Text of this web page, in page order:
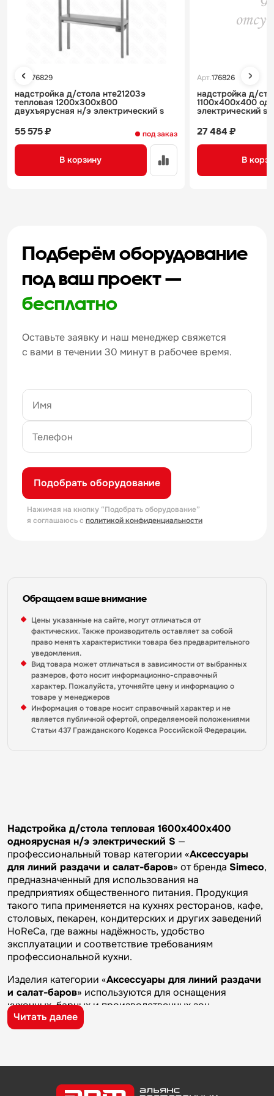
Арт. 176829
надстройка д/стола нте21203э
тепловая 1200х300х800
двухъярусная н/э электрический s
под заказ
55 575 ₽
В корзину
Арт.176826
надстройка д/
1100х400х400
электрический s
27 484 ₽
В
Подберём оборудование
под ваш проект —
бесплатно
Оставьте заявку и наш менеджер свяжется
с вами в течении 30 минут в рабочее время.
Подобрать оборудование
Нажимая на кнопку “Подобрать оборудование”
я соглашаюсь с политикой конфиденциальности
Обращаем ваше внимание
Цены указанные на сайте, могут отличаться от
фактических. Также производитель оставляет за собой
право менять характеристики товара без предварительного
уведомления.
Вид товара может отличаться в зависимости от выбранных
размеров, фото носит информационно-справочный
характер. Пожалуйста, уточняйте цену и информацию о
товаре у менеджеров
Информация о товаре носит справочный характер и не
является публичной офертой, определяемоей положениями
Статьи 437 Гражданского Кодекса Российской Федерации.
Надстройка д/стола тепловая 1600х400х400
одноярусная н/э электрический S —
профессиональный товар категории «Аксессуары
для линий раздачи и салат-баров» от бренда Simeco,
предназначенный для использования на
предприятиях общественного питания. Продукция
такого типа применяется на кухнях ресторанов, кафе,
столовых, пекарен, кондитерских и других заведений
HoReCa, где важны надёжность, удобство
эксплуатации и соответствие требованиям
профессиональной кухни.
Изделия категории «Аксессуары для линий раздачи
и салат-баров» используются для оснащения
кухонных, барных и производственных зон
предприятий общественного питания. Такие товары
применяются на профессиональных кухнях
требуется качественное оборудование и кухонный
инвентарь для ежедневной работы.
Читать далее